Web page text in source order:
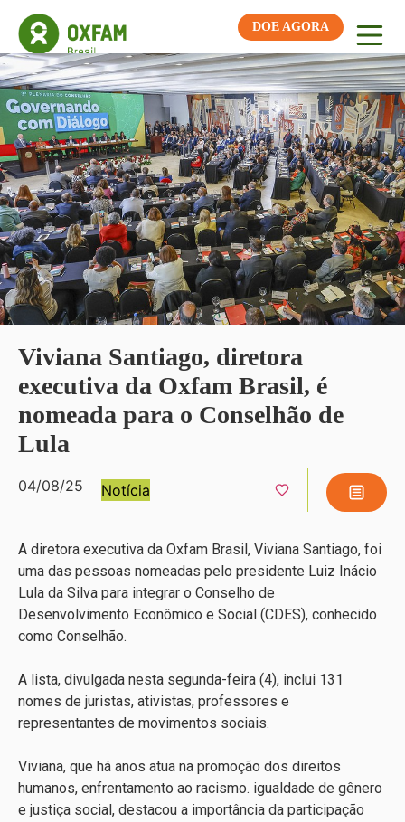
DOE AGORA
Viviana Santiago, diretora
executiva da Oxfam Brasil, é
nomeada para o Conselhão de
Lula
04/08/25 Notícia
A diretora executiva da Oxfam Brasil, Viviana Santiago, foi
uma das pessoas nomeadas pelo presidente Luiz Inácio
Lula da Silva para integrar o Conselho de
Desenvolvimento Econômico e Social (CDES), conhecido
como Conselhão.
A lista, divulgada nesta segunda-feira (4), inclui 131
nomes de juristas, ativistas, professores e
representantes de movimentos sociais.
Viviana, que há anos atua na promoção dos direitos
humanos, enfrentamento ao racismo. igualdade de gênero
e justiça social, destacou a importância da participação